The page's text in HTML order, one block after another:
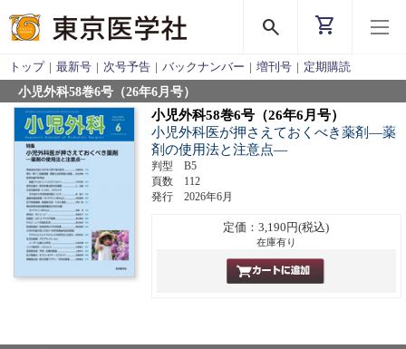
search shopping_cart
トップ | 最新号 | 次号予告 | バックナンバー | 増刊号 | 定期購読
小児外科58巻6号（26年6月号）
小児外科58巻6号（26年6月号）
小児外科医が押さえておくべき薬剤―薬
剤の使用法と注意点―
判型 B5
頁数 112
発行 2026年6月
定価：3,190円(税込)
在庫有り